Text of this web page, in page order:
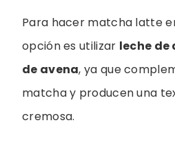
Para hacer matcha latte
opción es utilizar leche
de avena, ya que
matcha y producen una
cremosa.